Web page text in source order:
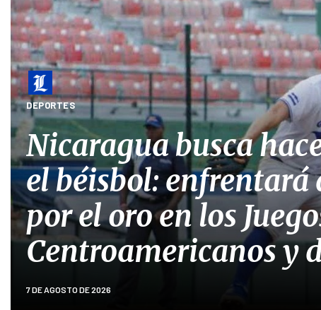
DEPORTES
Nicaragua busca
el béisbol: enfrentará
por el oro en los
Centroamericanos y
7 DE AGOSTO DE 2026